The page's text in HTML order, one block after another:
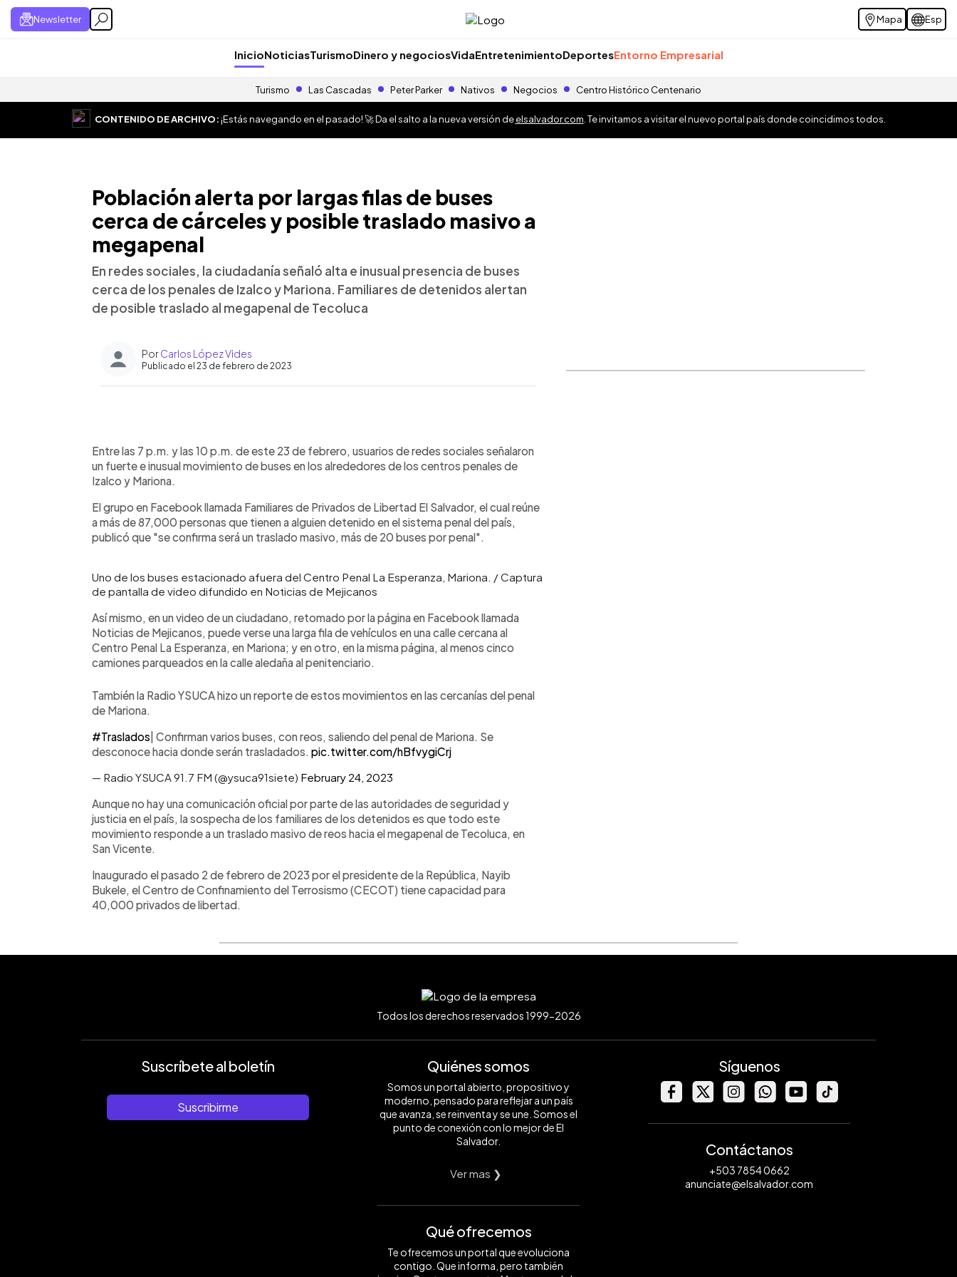
Newsletter Mapa Esp
InicioNoticiasTurismoDinero y negociosVidaEntretenimientoDeportesEntorno Empresarial
Turismo Las Cascadas Peter Parker Nativos Negocios Centro Histórico Centenario
CONTENIDO DE ARCHIVO:¡Estás navegando en el pasado! 🚀 Da el salto a la nueva versión deelsalvador.com . Te invitamos a visitar el nuevo portal país donde coincidimos todos.
Población alerta por largas filas de buses
cerca de cárceles y posible traslado masivo a
megapenal
En redes sociales, la ciudadanía señaló alta e inusual presencia de buses
cerca de los penales de Izalco y Mariona. Familiares de detenidos alertan
de posible traslado al megapenal de Tecoluca
PorCarlos López Vides
Publicado el 23 de febrero de 2023
► Escuchar artículo
Entre las 7 p.m. y las 10 p.m. de este 23 de febrero, usuarios de redes sociales señalaron
un fuerte e inusual movimiento de buses en los alrededores de los centros penales de
Izalco y Mariona.
El grupo en Facebook llamada Familiares de Privados de Libertad El Salvador, el cual reúne
a más de 87,000 personas que tienen a alguien detenido en el sistema penal del país,
publicó que "se confirma será un traslado masivo, más de 20 buses por penal".
Uno de los buses estacionado afuera del Centro Penal La Esperanza, Mariona. / Captura
de pantalla de video difundido en Noticias de Mejicanos
Así mismo, en un video de un ciudadano, retomado por la página en Facebook llamada
Noticias de Mejicanos, puede verse una larga fila de vehículos en una calle cercana al
Centro Penal La Esperanza, en Mariona; y en otro, en la misma página, al menos cinco
camiones parqueados en la calle aledaña al penitenciario.
También la Radio YSUCA hizo un reporte de estos movimientos en las cercanías del penal
de Mariona.
#Traslados | Confirman varios buses, con reos, saliendo del penal de Mariona. Se
desconoce hacia donde serán trasladados. pic.twitter.com/hBfvygiCrj
— Radio YSUCA 91.7 FM (@ysuca91siete) February 24, 2023
Aunque no hay una comunicación oficial por parte de las autoridades de seguridad y
justicia en el país, la sospecha de los familiares de los detenidos es que todo este
movimiento responde a un traslado masivo de reos hacia el megapenal de Tecoluca, en
San Vicente.
Inaugurado el pasado 2 de febrero de 2023 por el presidente de la República, Nayib
Bukele, el Centro de Confinamiento del Terrosismo (CECOT) tiene capacidad para
40,000 privados de libertad.
Todos los derechos reservados 1999-2026
Suscríbete al boletín
Suscribirme
Quiénes somos
Somos un portal abierto, propositivo y
moderno, pensado para reflejar a un país
que avanza, se reinventa y se une. Somos el
punto de conexión con lo mejor de El
Salvador.
Ver mas ❯
Qué ofrecemos
Te ofrecemos un portal que evoluciona
contigo. Que informa, pero también
Síguenos
Contáctanos
+503 7854 0662
anunciate@elsalvador.com